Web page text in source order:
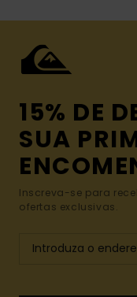
15% DE
SUA
Inscreva-se para
ofertas exclusivas.